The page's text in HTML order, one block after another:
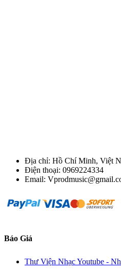
Địa chỉ: Hồ Chí Minh, Việt
Điện thoại: 0969224334
Email:
Báo Giá
Thư Viện Nhạc Youtube -